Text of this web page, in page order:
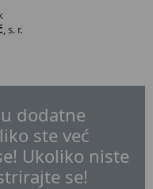
, s. r.
dodatne
ste već
Ukoliko niste
se!